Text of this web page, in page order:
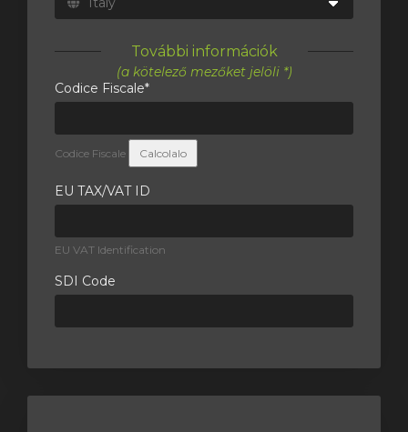
További információk
(a kötelező mezőket jelöli *)
Codice Fiscale*
Codice Fiscale Calcolalo
EU TAX/VAT ID
EU VAT Identification
SDI Code